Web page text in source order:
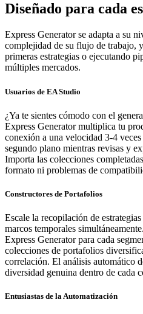
Diseñado para cada
Express Generator se adapta a su
complejidad de su flujo de trabajo,
primeras estrategias o ejecutando
múltiples mercados.
Usuarios de EA Studio
¿Ya te sientes cómodo con el
Express Generator multiplica tu
conexión a una velocidad 3-4
segundo plano mientras revisas y
Importa las colecciones
formato ni problemas de
Constructores de Portafolios
Escale la recopilación de
marcos temporales
Express Generator para cada
colecciones de portafolios
correlación. El análisis automático
diversidad genuina dentro de cada
Entusiastas de la Automatización